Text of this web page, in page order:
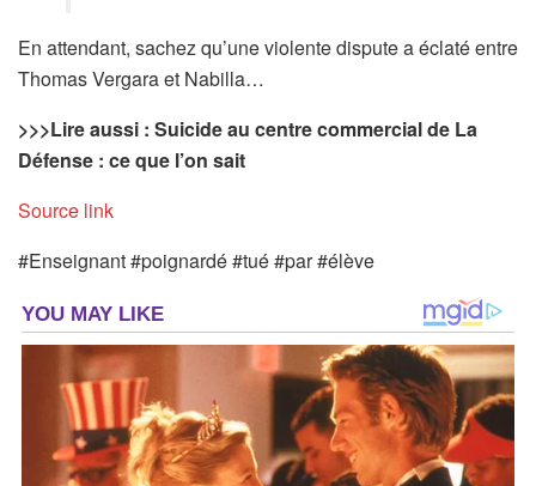
En attendant, sachez qu’une violente dispute a éclaté entre
Thomas Vergara et Nabilla…
>>>Lire aussi : Suicide au centre commercial de La
Défense : ce que l’on sait
Source link
#Enseignant #poignardé #tué #par #élève